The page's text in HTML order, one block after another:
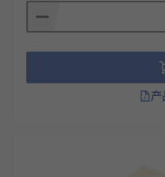
使用寿命。
不影响橡胶、油漆涂
防锈剂在工业、家庭均可
产